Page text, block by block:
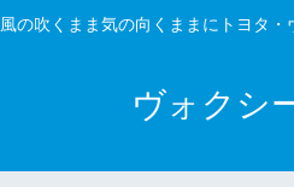
風の吹くまま気の向くままにトヨタ
ヴォクシ